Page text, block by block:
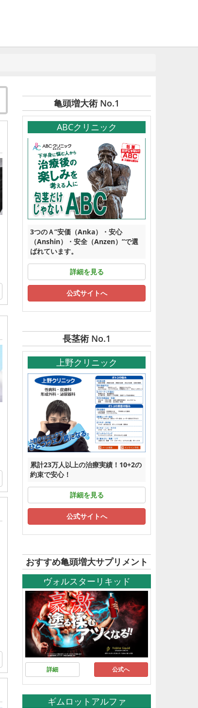
亀頭増大術 No.1
ABCクリニック
3つのＡ”安価（Anka）・安心
（Anshin）・安全（Anzen）”で選
ばれています。
詳細を見る
公式サイトへ
長茎術 No.1
上野クリニック
累計23万人以上の治療実績！10+2の
約束で安心！
詳細を見る
公式サイトへ
おすすめ亀頭増大サプリメント
ヴォルスターリキッド
詳細 公式へ
ギムロットアルファ